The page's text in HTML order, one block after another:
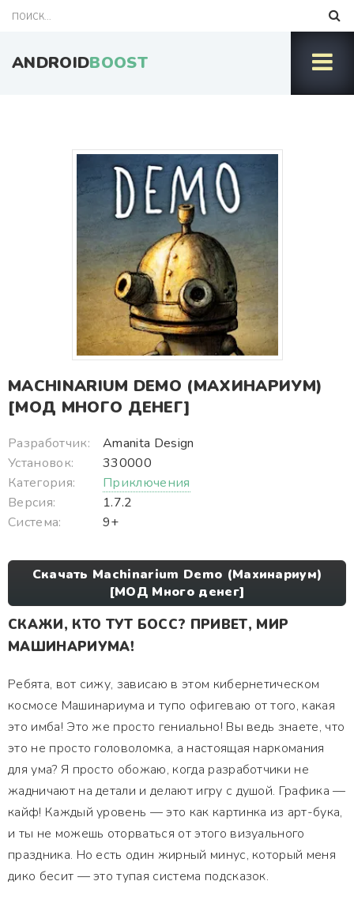
ANDROIDBOOST
MACHINARIUM DEMO (МАХИНАРИУМ)
[МОД МНОГО ДЕНЕГ]
Разработчик:
Amanita Design
Установок:
330000
Категория:
Приключения
Версия:
1.7.2
Система:
9+
Скачать Machinarium Demo (Махинариум)
[МОД Много денег]
СКАЖИ, КТО ТУТ БОСС? ПРИВЕТ, МИР
МАШИНАРИУМА!
Ребята, вот сижу, зависаю в этом кибернетическом
космосе Машинариума и тупо офигеваю от того, какая
это имба! Это же просто гениально! Вы ведь знаете, что
это не просто головоломка, а настоящая наркомания
для ума? Я просто обожаю, когда разработчики не
жадничают на детали и делают игру с душой. Графика —
кайф! Каждый уровень — это как картинка из арт-бука,
и ты не можешь оторваться от этого визуального
праздника. Но есть один жирный минус, который меня
дико бесит — это тупая система подсказок.